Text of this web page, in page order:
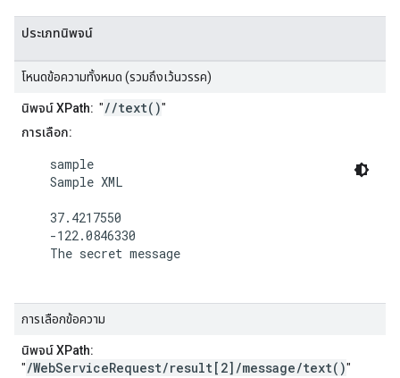
ประเภทนิพจน์
โหนดข้อความทั้งหมด (รวมถึงเว้นวรรค)
นิพจน์ XPath: "//text()"
การเลือก:
    sample
    Sample XML
    37.4217550
    -122.0846330
    The secret message
การเลือกข้อความ
นิพจน์ XPath:
"/WebServiceRequest/result[2]/message/text()"